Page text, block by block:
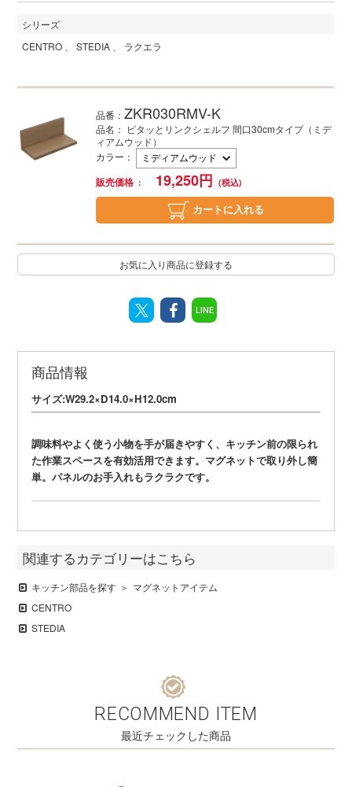
シリーズ
CENTRO
STEDIA ラクエラ
品番：ZKR030RMV-K
品名： ピタッとリンクシェルフ 間口30cmタイプ（ミデ
ィアムウッド）
カラー ：
販売価格
19,250円
カートに入れる
お気に入り商品に登録する
LINE
商品情報
サイズ:W29.2×D14.0×H12.0cm
調味料やよく使う小物を手が届きやすく、キッチン前の限られ
た作業スペースを有効活用できます。マグネットで取り外し簡
単。パネルのお手入れもラクラクです。
関連するカテゴリーはこちら
キッチン部品を探す
マグネットアイテム
CENTRO
STEDIA
RECOMMEND ITEM
最近チェックした商品